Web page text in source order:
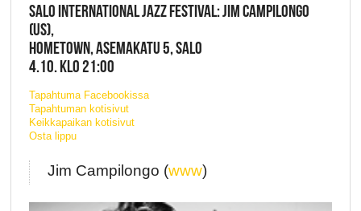
SALO INTERNATIONAL JAZZ FESTIVAL: JIM CAMPILONGO
(US),
HOMETOWN, ASEMAKATU 5, SALO
4.10. KLO 21:00
Tapahtuma Facebookissa
Tapahtuman kotisivut
Keikkapaikan kotisivut
Osta lippu
Jim Campilongo (www)